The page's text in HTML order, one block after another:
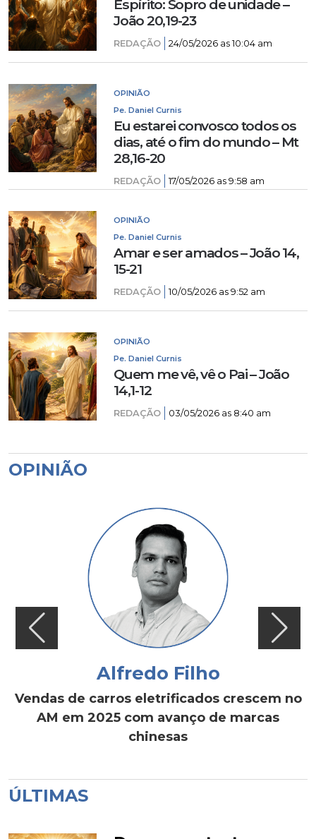
Espírito: Sopro de unidade –
João 20,19-23
REDAÇÃO 24/05/2026 as 10:04 am
OPINIÃO
Pe. Daniel Curnis
Eu estarei convosco todos os
dias, até o fim do mundo – Mt
28,16-20
REDAÇÃO 17/05/2026 as 9:58 am
OPINIÃO
Pe. Daniel Curnis
Amar e ser amados – João 14,
15-21
REDAÇÃO 10/05/2026 as 9:52 am
OPINIÃO
Pe. Daniel Curnis
Quem me vê, vê o Pai – João
14,1-12
REDAÇÃO 03/05/2026 as 8:40 am
OPINIÃO
Alfredo Filho
Vendas de carros eletrificados crescem no
AM em 2025 com avanço de marcas
chinesas
ÚLTIMAS